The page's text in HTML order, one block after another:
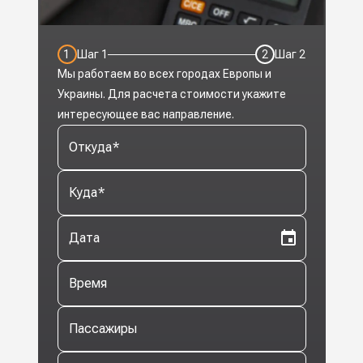
1 Шаг1 2 Шаг 2
Мы работаем во всех городах Европы и
Украины. Для расчета стоимости укажите
интересующее вас направление.
Откуда*
Куда*
Дата
Время
Пассажиры